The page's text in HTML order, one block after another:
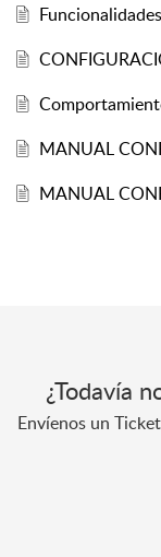
MANUAL
MANUAL
¿Todavía
Envíenos un